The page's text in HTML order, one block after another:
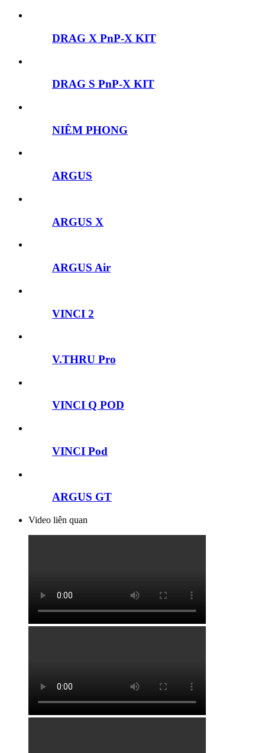
DRAG X PnP-X KIT
DRAG S PnP-X KIT
NIÊM PHONG
ARGUS
ARGUS X
ARGUS Air
VINCI 2
V.THRU Pro
VINCI Q POD
VINCI Pod
ARGUS GT
Video liên quan